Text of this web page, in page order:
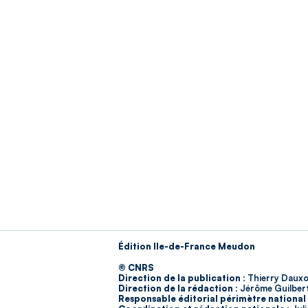
Édition Ile-de-France Meudon
© CNRS
Direction de la publication : Thierry
Direction de la rédaction : Jérôme
Responsable éditorial périmètre national